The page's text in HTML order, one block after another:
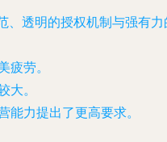
、透明的授权机制与强有
疲劳。
大。
力提出了更高要求。